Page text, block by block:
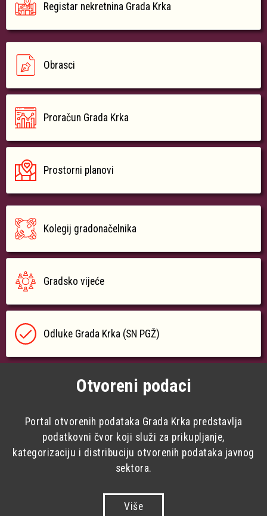
Registar nekretnina Grada Krka
Obrasci
Proračun Grada Krka
Prostorni planovi
Kolegij gradonačelnika
Gradsko vijeće
Odluke Grada Krka (SN PGŽ)
Otvoreni podaci
Portal otvorenih podataka Grada Krka predstavlja
podatkovni čvor koji služi za prikupljanje,
kategorizaciju i distribuciju otvorenih podataka javnog
sektora.
Više